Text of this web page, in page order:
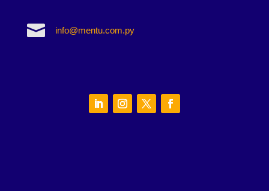
 info@mentu.com.py